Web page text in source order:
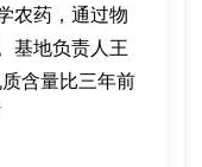
农药，通过物
基地负责人王
含量比三年前